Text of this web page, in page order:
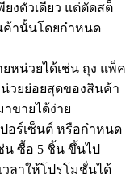
งตัวเดียว แต่ตัดสต็
ค้านั้นโดยกำหนด
หน่วยได้เช่น ถุง แพ็ค
วยย่อยสุดของสินค้า
ขายได้ง่าย
อร์เซ็นต์ หรือกำหนด
น ซื้อ 5 ชิ้น ขึ้นไป
วลาให้โปรโมชั่นได้